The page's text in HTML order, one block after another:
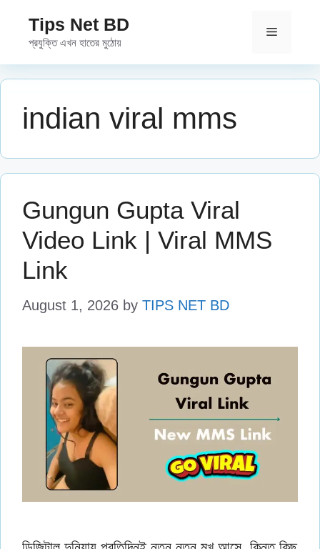
content
Tips Net BD
প্রযুক্তি এখন হাতের মুঠোয়
Menu
indian viral mms
Gungun Gupta Viral
Video Link | Viral MMS
Link
August 1, 2026 by TIPS NET BD